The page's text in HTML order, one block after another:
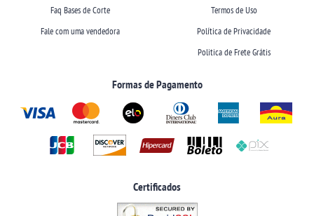
Faq Bases de Corte
Fale com uma vendedora
Termos de Uso
Política de Privacidade
Politica de Frete Grátis
Formas de Pagamento
Certificados